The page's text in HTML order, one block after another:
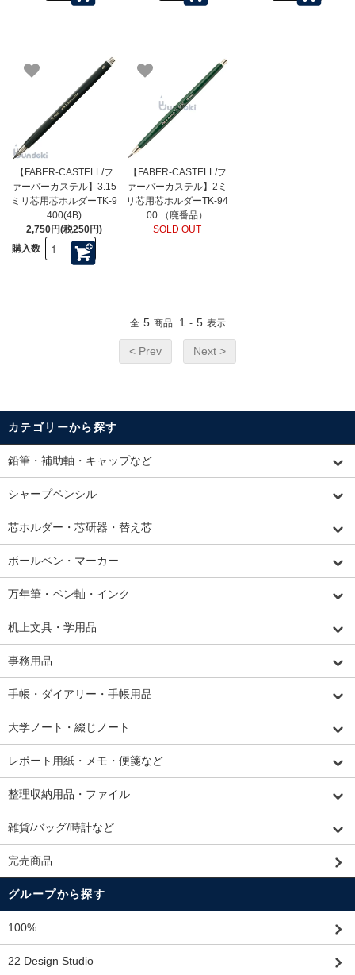
【FABER-CASTELL/フ
ァーバーカステル】3.15
ミリ芯用芯ホルダーTK-9
400(4B)
2,750円(税250円)
購入数
【FABER-CASTELL/フ
ァーバーカステル】2ミ
リ芯用芯ホルダーTK-94
00 （廃番品）
SOLD OUT
全 5 商品 1 - 5 表示
< Prev Next >
カテゴリーから探す
鉛筆・補助軸・キャップなど
シャープペンシル
芯ホルダー・芯研器・替え芯
ボールペン・マーカー
万年筆・ペン軸・インク
机上文具・学用品
事務用品
手帳・ダイアリー・手帳用品
大学ノート・綴じノート
レポート用紙・メモ・便箋など
整理収納用品・ファイル
雑貨/バッグ/時計など
完売商品
グループから探す
100%
22 Design Studio